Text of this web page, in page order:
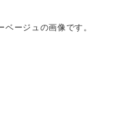
ージュの画像です。